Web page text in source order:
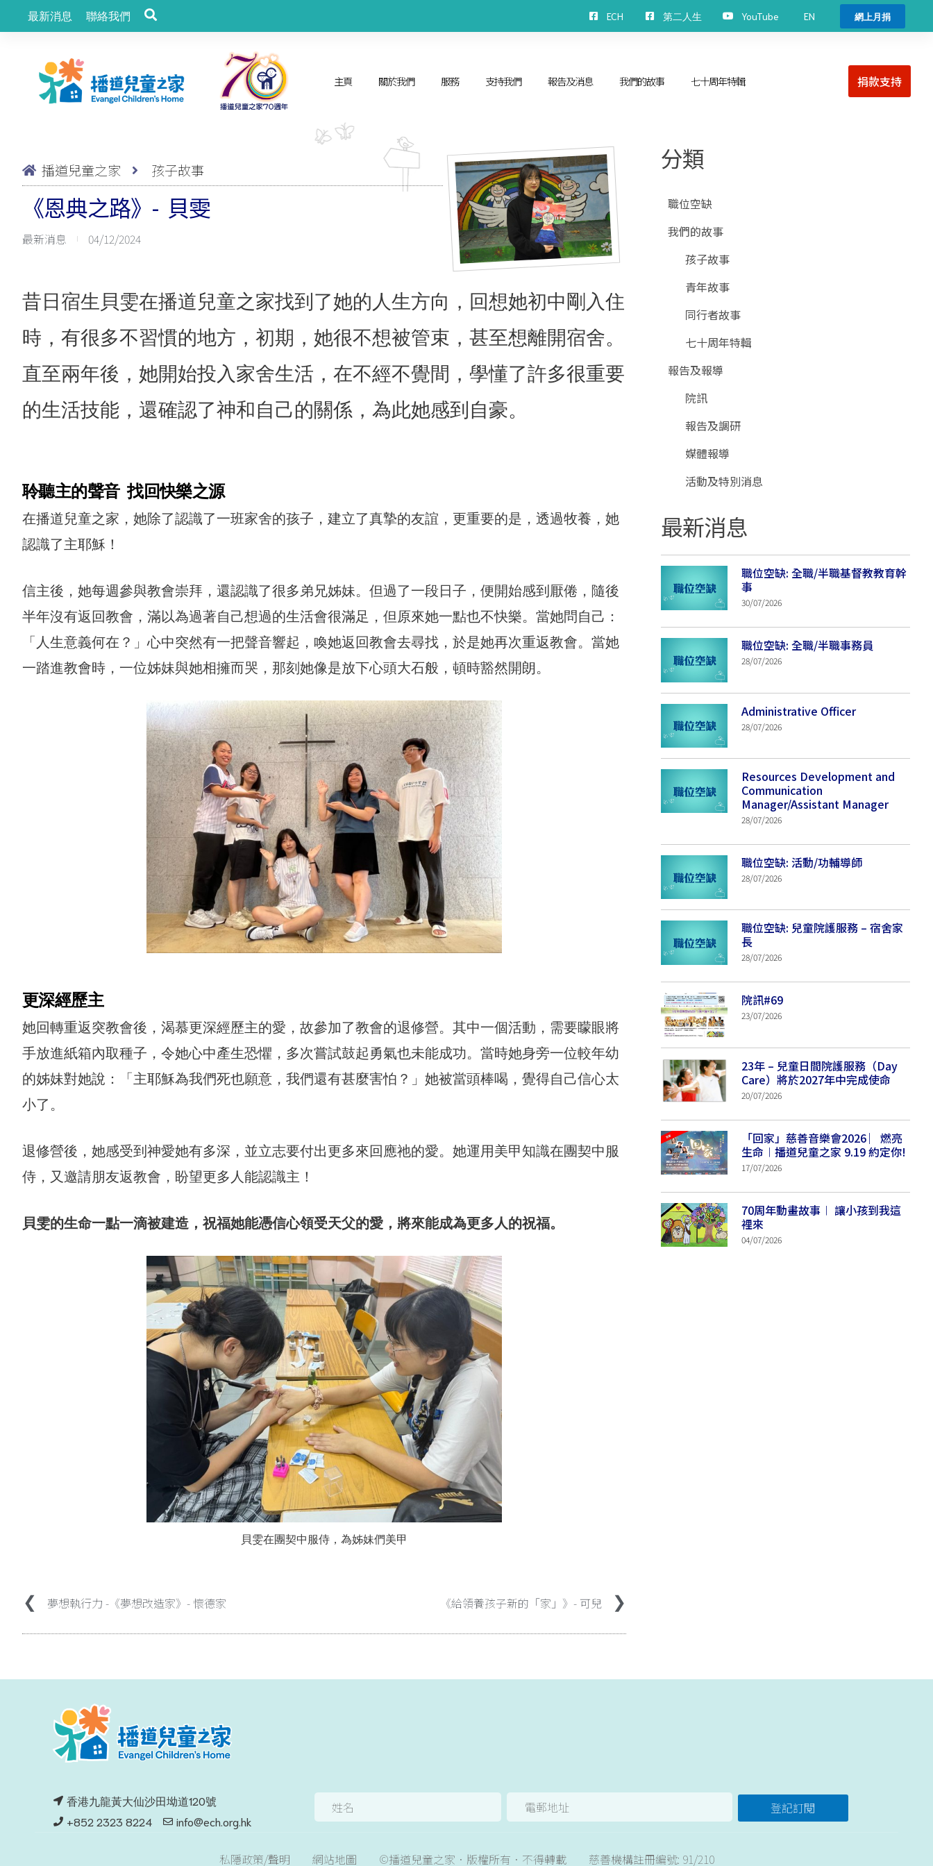
最新消息 聯絡我們 ECH 第二人生 YouTube EN 網上月捐
主頁 關於我們 服務 支持我們 報告及消息 我們的故事 七十周年特輯 捐款支持
播道兒童之家 孩子故事
《恩典之路》- 貝雯
最新消息 04/12/2024
昔日宿生貝雯在播道兒童之家找到了她的人生方向，回想她初中剛入住
時，有很多不習慣的地方，初期，她很不想被管束，甚至想離開宿舍。
直至兩年後，她開始投入家舍生活，在不經不覺間，學懂了許多很重要
的生活技能，還確認了神和自己的關係，為此她感到自豪。
聆聽主的聲音 找回快樂之源
在播道兒童之家，她除了認識了一班家舍的孩子，建立了真摯的友誼，更重要的是，透過牧養，她
認識了主耶穌！
信主後，她每週參與教會崇拜，還認識了很多弟兄姊妹。但過了一段日子，便開始感到厭倦，隨後
半年沒有返回教會，滿以為過著自己想過的生活會很滿足，但原來她一點也不快樂。當她問自己：
「人生意義何在？」心中突然有一把聲音響起，喚她返回教會去尋找，於是她再次重返教會。當她
一踏進教會時，一位姊妹與她相擁而哭，那刻她像是放下心頭大石般，頓時豁然開朗。
更深經歷主
她回轉重返突教會後，渴慕更深經歷主的愛，故參加了教會的退修營。其中一個活動，需要矇眼將
手放進紙箱內取種子，令她心中產生恐懼，多次嘗試鼓起勇氣也未能成功。當時她身旁一位較年幼
的姊妹對她說：「主耶穌為我們死也願意，我們還有甚麼害怕？」她被當頭棒喝，覺得自己信心太
小了。
退修營後，她感受到神愛她有多深，並立志要付出更多來回應祂的愛。她運用美甲知識在團契中服
侍，又邀請朋友返教會，盼望更多人能認識主！
貝雯的生命一點一滴被建造，祝福她能憑信心領受天父的愛，將來能成為更多人的祝福。
貝雯在團契中服侍，為姊妹們美甲
《給領養孩子新的「家」》- 可兒
夢想執行力 -《夢想改造家》- 懷德家
分類
職位空缺
我們的故事
孩子故事
青年故事
同行者故事
七十周年特輯
報告及報導
院訊
報告及調研
媒體報導
活動及特別消息
最新消息
職位空缺: 全職/半職基督教教育幹
事
30/07/2026
職位空缺: 全職/半職事務員
28/07/2026
Administrative Officer
28/07/2026
Resources Development and
Communication
Manager/Assistant Manager
28/07/2026
職位空缺: 活動/功輔導師
28/07/2026
職位空缺: 兒童院護服務 – 宿舍家
長
28/07/2026
院訊#69
23/07/2026
23年 – 兒童日間院護服務（Day
Care）將於2027年中完成使命
20/07/2026
「回家」慈善音樂會2026 ︳燃亮
生命︱播道兒童之家 9.19 約定你!
17/07/2026
70周年動畫故事︱ 讓小孩到我這
裡來
04/07/2026
香港九龍黃大仙沙田坳道120號
+852 2323 8224
info@ech.org.hk
登記訂閱
私隱政策/聲明 網站地圖 ©播道兒童之家．版權所有．不得轉載 慈善機構註冊編號: 91/210
服務